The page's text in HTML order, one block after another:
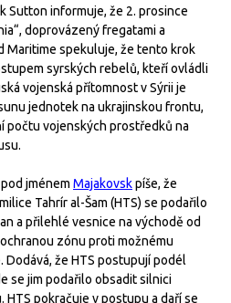
Sutton informuje, že 2. prosince
doprovázený fregatami a
Maritime spekuluje, že tento krok
syrských rebelů, kteří ovládli
vojenská přítomnost v Sýrii je
jednotek na ukrajinskou frontu,
počtu vojenských prostředků na
jménem Majakovskpíše, že
Tahrír al-Šam (HTS) se podařilo
a přilehlé vesnice na východě od
zónu proti možnému
že HTS postupují podél
se jim podařilo obsadit silnici
HTS pokračuje v postupu a daří se